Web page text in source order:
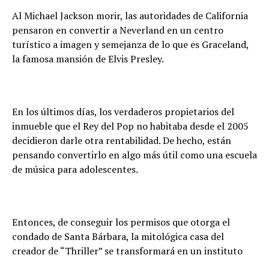
Al Michael Jackson morir, las autoridades de California
pensaron en convertir a Neverland en un centro
turístico a imagen y semejanza de lo que es Graceland,
la famosa mansión de Elvis Presley.
En los últimos días, los verdaderos propietarios del
inmueble que el Rey del Pop no habitaba desde el 2005
decidieron darle otra rentabilidad. De hecho, están
pensando convertirlo en algo más útil como una escuela
de música para adolescentes.
Entonces, de conseguir los permisos que otorga el
condado de Santa Bárbara, la mitológica casa del
creador de “Thriller” se transformará en un instituto